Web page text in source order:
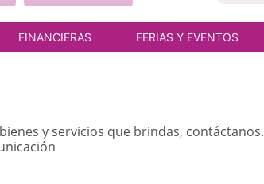
FINANCIERAS FERIAS Y EVENTOS
y servicios que brindas, contáctanos.